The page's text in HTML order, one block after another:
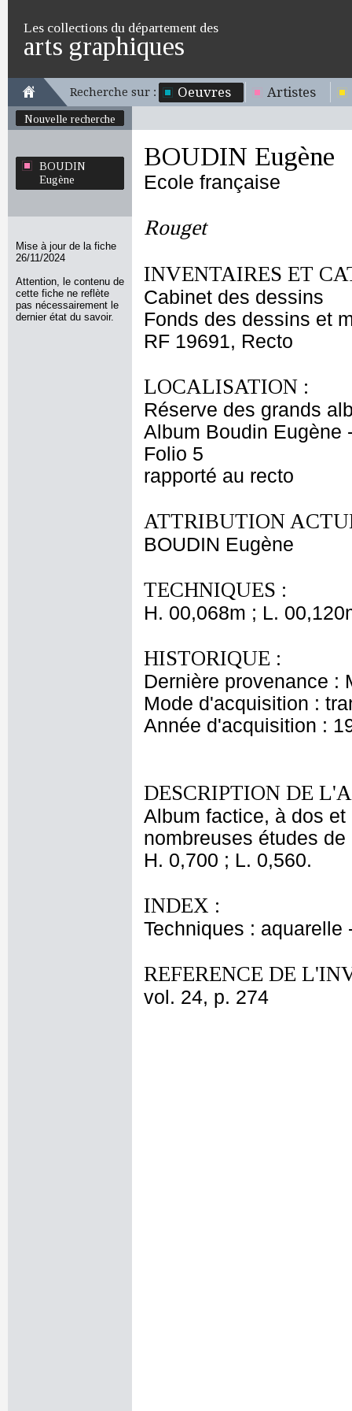
Les collections du département des
arts graphiques
Recherche sur : Oeuvres Artistes
Nouvelle recherche
BOUDIN
Eugène
Mise à jour de la fiche
26/11/2024
Attention, le contenu de
cette fiche ne reflète
pas nécessairement le
dernier état du savoir.
BOUDIN Eugène
Ecole française
Rouget
INVENTAIRES ET
Cabinet des dessins
Fonds des dessins et
RF 19691, Recto
LOCALISATION :
Réserve des grands
Album Boudin Eugène
Folio 5
rapporté au recto
ATTRIBUTION
BOUDIN Eugène
TECHNIQUES :
H. 00,068m ; L.
HISTORIQUE :
Dernière provenance :
Mode d'acquisition :
Année d'acquisition :
DESCRIPTION DE
Album factice, à dos
nombreuses études
H. 0,700 ; L. 0,560.
INDEX :
Techniques : aquarelle
REFERENCE DE
vol. 24, p. 274